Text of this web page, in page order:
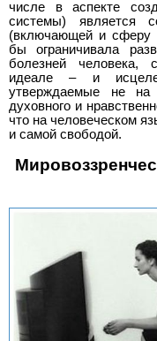
числе в аспекте
системы) является
(включающей и сферу
бы ограничивала
болезней человека,
идеале – и
утверждаемые не
духовного и
что на человеческом
и самой свободой.